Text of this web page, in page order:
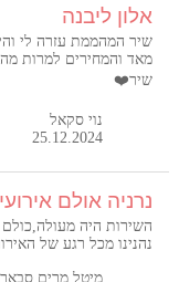
אלון ליבנה
שיר המהממת עזרה לי
מאד והמחירים למרות
שיר❤️
נוי סקאל
25.12.2024
נרניה אולם
השירות היה
נהנינו מכל רגע של
מיטל מרים